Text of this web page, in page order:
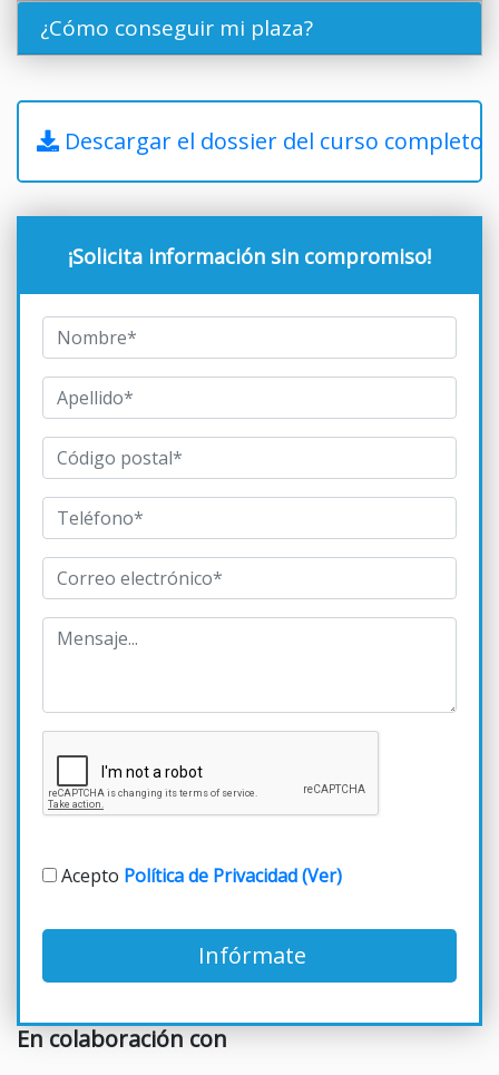
¿Cómo conseguir mi plaza?
Descargar el dossier del curso completo
¡Solicita información sin compromiso!
Acepto Política de Privacidad (Ver)
Infórmate
En colaboración con